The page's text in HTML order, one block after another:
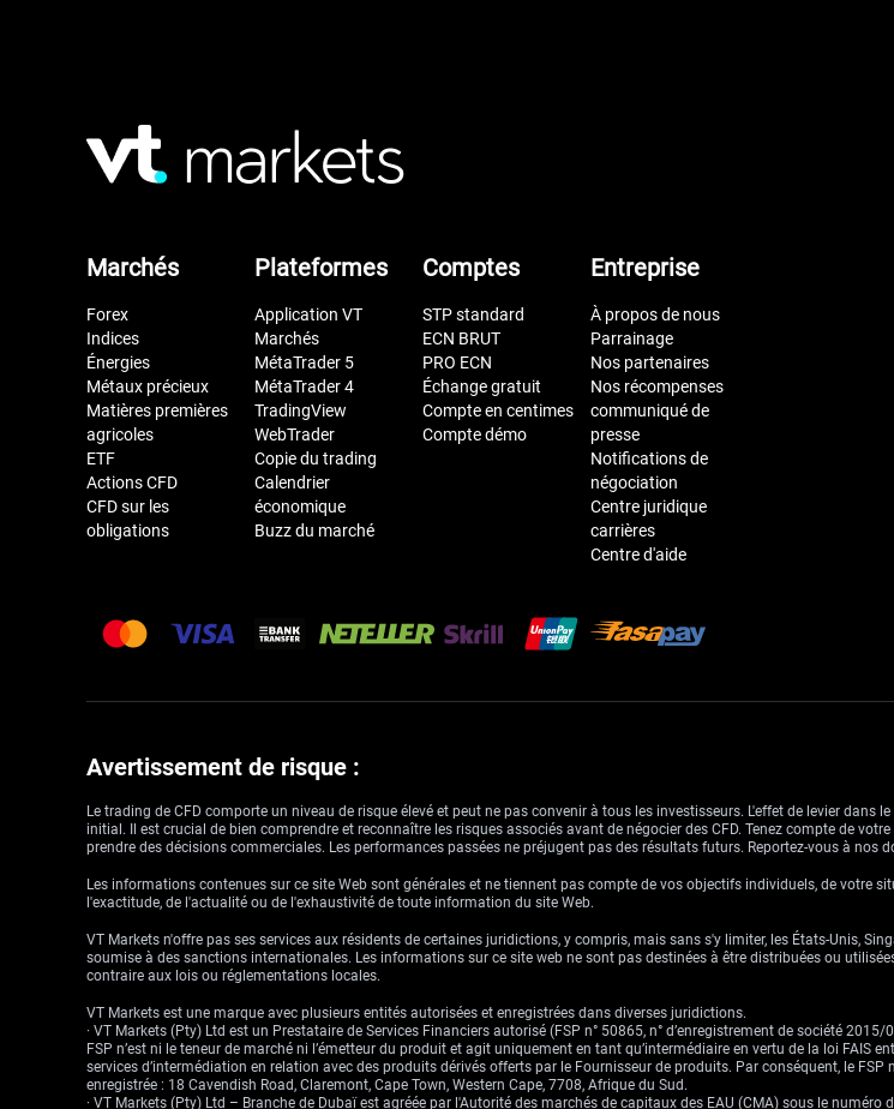
Marchés
Forex
Indices
Énergies
Métaux précieux
Matières premières
agricoles
ETF
Actions CFD
CFD sur les
obligations
Plateformes
Application VT
Marchés
MétaTrader 5
MétaTrader 4
TradingView
WebTrader
Copie du trading
Calendrier
économique
Buzz du marché
Comptes
STP standard
ECN BRUT
PRO ECN
Échange gratuit
Compte en centimes
Compte démo
Entreprise
À propos de nous
Parrainage
Nos partenaires
Nos récompenses
communiqué de
presse
Notifications de
négociation
Centre juridique
carrières
Centre d'aide
Avertissement de risque :
Le trading de CFD comporte un niveau de risque élevé et peut ne pas convenir à tous les investisseurs. L'effet de levier
initial. Il est crucial de bien comprendre et reconnaître les risques associés avant de négocier des CFD. Tenez compte de
prendre des décisions commerciales. Les performances passées ne préjugent pas des résultats futurs. Reportez-vous à
Les informations contenues sur ce site Web sont générales et ne tiennent pas compte de vos objectifs individuels, de votre
l'exactitude, de l'actualité ou de l'exhaustivité de toute information du site Web.
VT Markets n'offre pas ses services aux résidents de certaines juridictions, y compris, mais sans s'y limiter, les États-Unis,
soumise à des sanctions internationales. Les informations sur ce site web ne sont pas destinées à être distribuées ou
contraire aux lois ou réglementations locales.
VT Markets est une marque avec plusieurs entités autorisées et enregistrées dans diverses juridictions.
· VT Markets (Pty) Ltd est un Prestataire de Services Financiers autorisé (FSP n° 50865, n° d’enregistrement de société
FSP n’est ni le teneur de marché ni l’émetteur du produit et agit uniquement en tant qu’intermédiaire en vertu de la loi
services d’intermédiation en relation avec des produits dérivés offerts par le Fournisseur de produits. Par conséquent, le
enregistrée : 18 Cavendish Road, Claremont, Cape Town, Western Cape, 7708, Afrique du Sud.
· VT Markets (Pty) Ltd – Branche de Dubaï est agréée par l'Autorité des marchés de capitaux des EAU (CMA) sous le